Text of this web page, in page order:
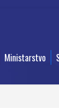
Ministarstvo